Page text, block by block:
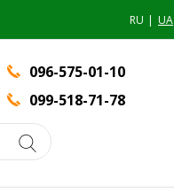
RU UA
096-575-01-10
099-518-71-78